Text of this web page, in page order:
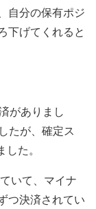
自分の保有ポジ
下げてくれると
がありまし
たが、確定ス
た。
いて、マイナ
つ決済されてい